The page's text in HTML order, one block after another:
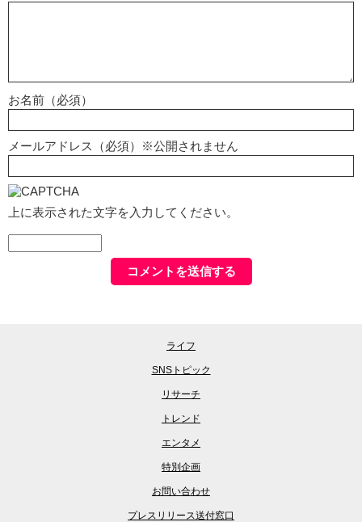
お名前（必須）
メールアドレス（必須）※公開されません
上に表示された文字を入力してください。
ライフ
SNSトピック
リサーチ
トレンド
エンタメ
特別企画
お問い合わせ
プレスリリース送付窓口